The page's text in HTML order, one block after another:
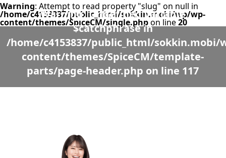
Warning: Attempt to read property "slug" on null in
/home/c4153837/public_html/sokkin.mobi/wp/wp-
content/themes/SpiceCM/single.phpon line20
Warning: Undefined variable
$catchphrase in
/home/c4153837/public_html/sokkin.mobi/
content/themes/SpiceCM/template-
parts/page-header.php on line 117